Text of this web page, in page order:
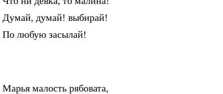
Думай, думай! выбирай!
По любую засылай!
Марья малость рябовата,